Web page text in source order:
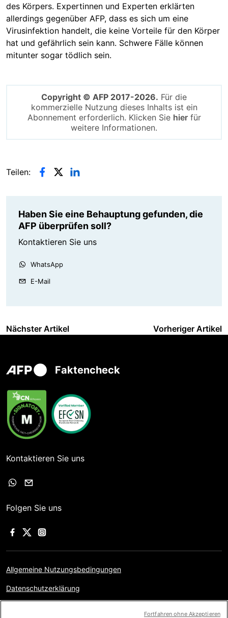
des Körpers. Expertinnen und Experten erklärten
allerdings gegenüber AFP, dass es sich um eine
Virusinfektion handelt, die keine Vorteile für den Körper
hat und gefährlich sein kann. Schwere Fälle können
mitunter sogar tödlich sein.
Copyright © AFP 2017-2026. Für die
kommerzielle Nutzung dieses Inhalts ist ein
Abonnement erforderlich. Klicken Sie hierfür
weitere Informationen.
Teilen:
Haben Sie eine Behauptung gefunden, die
AFP überprüfen soll?
Kontaktieren Sie uns
WhatsApp
E-Mail
Nächster Artikel Vorheriger Artikel
Faktencheck
Kontaktieren Sie uns
Folgen Sie uns
Allgemeine Nutzungsbedingungen
Datenschutzerklärung
Fortfahren ohne Akzeptieren